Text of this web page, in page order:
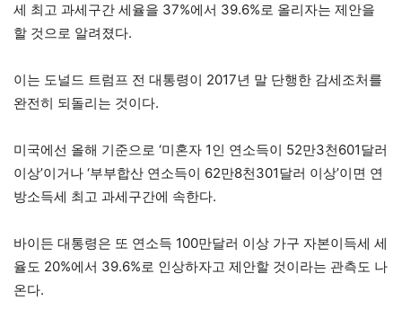
세 최고 과세구간 세율을 37%에서 39.6%로 올리자는 제안을
할 것으로 알려졌다.
이는 도널드 트럼프 전 대통령이 2017년 말 단행한 감세조처를
완전히 되돌리는 것이다.
미국에선 올해 기준으로 ‘미혼자 1인 연소득이 52만3천601달러
이상’이거나 ‘부부합산 연소득이 62만8천301달러 이상’이면 연
방소득세 최고 과세구간에 속한다.
바이든 대통령은 또 연소득 100만달러 이상 가구 자본이득세 세
율도 20%에서 39.6%로 인상하자고 제안할 것이라는 관측도 나
온다.